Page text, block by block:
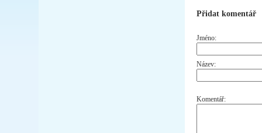
Přidat komentář
Jméno:
Název:
Komentář: